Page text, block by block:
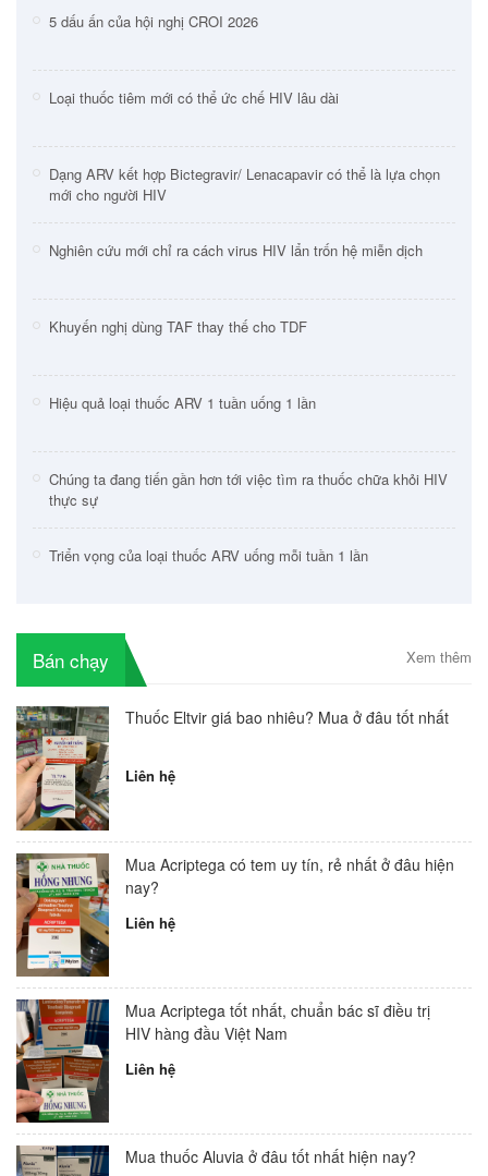
5 dấu ấn của hội nghị CROI 2026
Loại thuốc tiêm mới có thể ức chế HIV lâu dài
Dạng ARV kết hợp Bictegravir/ Lenacapavir có thể là lựa chọn
mới cho người HIV
Nghiên cứu mới chỉ ra cách virus HIV lẩn trốn hệ miễn dịch
Khuyến nghị dùng TAF thay thế cho TDF
Hiệu quả loại thuốc ARV 1 tuần uống 1 lần
Chúng ta đang tiến gần hơn tới việc tìm ra thuốc chữa khỏi HIV
thực sự
Triển vọng của loại thuốc ARV uống mỗi tuần 1 lần
Bán chạy Xem thêm
Thuốc Eltvir giá bao nhiêu? Mua ở đâu tốt nhất
Liên hệ
Mua Acriptega có tem uy tín, rẻ nhất ở đâu hiện
nay?
Liên hệ
Mua Acriptega tốt nhất, chuẩn bác sĩ điều trị
HIV hàng đầu Việt Nam
Liên hệ
Mua thuốc Aluvia ở đâu tốt nhất hiện nay?